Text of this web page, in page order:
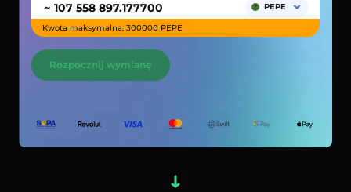
~
PEPE
Kwota maksymalna: 300000 PEPE
Rozpocznij wymianę